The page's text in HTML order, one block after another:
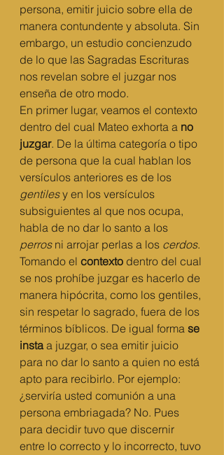
persona, emitir juicio sobre ella de
manera contundente y absoluta. Sin
embargo, un estudio concienzudo
de lo que las Sagradas Escrituras
nos revelan sobre el juzgar nos
enseña de otro modo.
En primer lugar, veamos el contexto
dentro del cual Mateo exhorta a no
juzgar. De la última categoría o tipo
de persona que la cual hablan los
versículos anteriores es de los
gentiles y en los versículos
subsiguientes al que nos ocupa,
habla de no dar lo santo a los
perros ni arrojar perlas a los cerdos.
Tomando el contexto dentro del cual
se nos prohíbe juzgar es hacerlo de
manera hipócrita, como los gentiles,
sin respetar lo sagrado, fuera de los
términos bíblicos. De igual forma se
insta a juzgar, o sea emitir juicio
para no dar lo santo a quien no está
apto para recibirlo. Por ejemplo:
¿serviría usted comunión a una
persona embriagada? No. Pues
para decidir tuvo que discernir
entre lo correcto y lo incorrecto, tuvo